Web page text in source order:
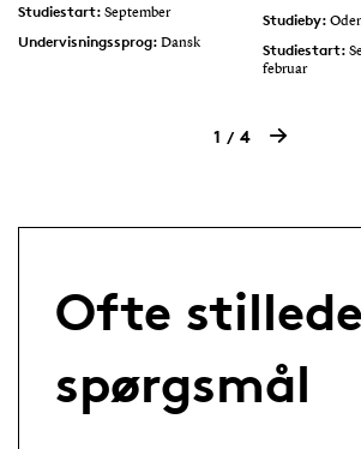
Studiestart: September
Undervisningssprog: Dansk
Studieby:
Studiestart:
februar
1 4
Ofte stillede
spørgsmål